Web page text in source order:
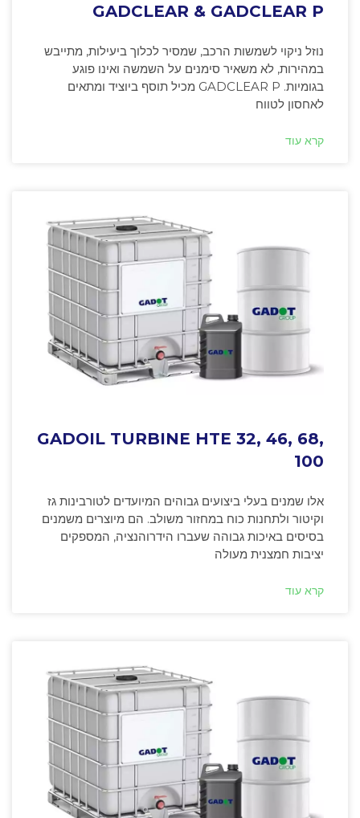
GADCLEAR & GADCLEAR P
נוזל ניקוי לשמשות הרכב, שמסיר לכלוך ביעילות, מתייבש
במהירות, לא משאיר סימנים על השמשה ואינו פוגע
בגומיות. GADCLEAR P מכיל תוסף ביוציד ומתאים
לאחסון לטווח
קרא עוד
GADOIL TURBINE HTE 32, 46, 68,
100
אלו שמנים בעלי ביצועים גבוהים המיועדים לטורבינות גז
וקיטור ולתחנות כוח במחזור משולב. הם מיוצרים משמנים
בסיסים באיכות גבוהה שעברו הידרוהנציה, המספקים
יציבות חמצנית מעולה
קרא עוד